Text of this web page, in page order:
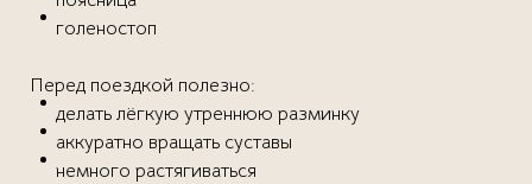
голеностоп
Перед поездкой полезно:
делать лёгкую утреннюю разминку
аккуратно вращать суставы
немного растягиваться